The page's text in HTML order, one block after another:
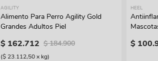
AGILITY
Alimento Para Perro Agility Gold
Grandes Adultos Piel
$ 162.712 $ 184.900
($ 23.112,50x kg)
HEEL
$ 100.